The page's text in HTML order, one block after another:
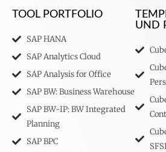
TOOL PORTFOLIO
SAP HANA
SAP Analytics Cloud
SAP Analysis for Office
SAP BW: Business Warehouse
SAP BW-IP: BW Integrated
Planning
SAP BPC
UND